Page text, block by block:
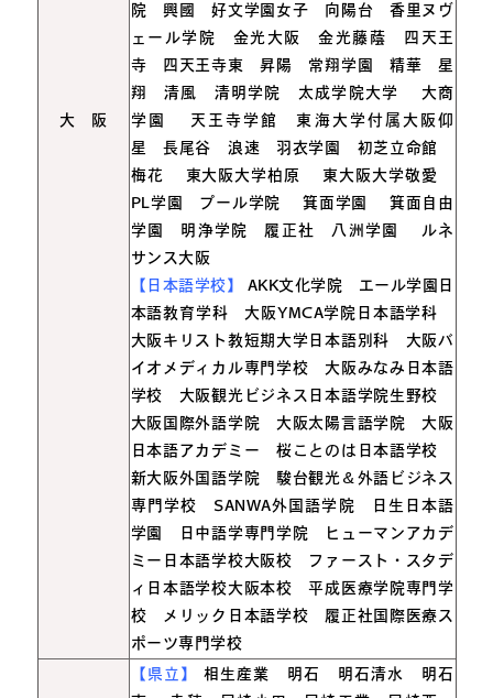
大 阪
院 興國 好文学園女子 向陽台 香里ヌヴ
ェール学院 金光大阪 金光藤蔭 四天王
寺 四天王寺東 昇陽 常翔学園 精華 星
翔 清風 清明学院 太成学院大学
大商
学園
天王寺学館 東海大学付属大阪仰
星 長尾谷 浪速 羽衣学園 初芝立命館
梅花
東大阪大学柏原
東大阪大学敬愛
PL学園 プール学院
箕面学園
箕面自由
学園 明浄学院 履正社 八洲学園
ルネ
サンス大阪
【日本語学校】
AKK文化学院 エール学園日
本語教育学科 大阪YMCA学院日本語学科
大阪キリスト教短期大学日本語別科 大阪バ
イオメディカル専門学校 大阪みなみ日本語
学校 大阪観光ビジネス日本語学院生野校
大阪国際外語学院 大阪太陽言語学院 大阪
日本語アカデミー 桜ことのは日本語学校
新大阪外国語学院 駿台観光＆外語ビジネス
専門学校 SANWA外国語学院 日生日本語
学園 日中語学専門学院 ヒューマンアカデ
ミー日本語学校大阪校 ファースト・スタデ
ィ日本語学校大阪本校 平成医療学院専門学
校 メリック日本語学校 履正社国際医療ス
ポーツ専門学校
【県立】 相生産業 明石 明石清水 明石